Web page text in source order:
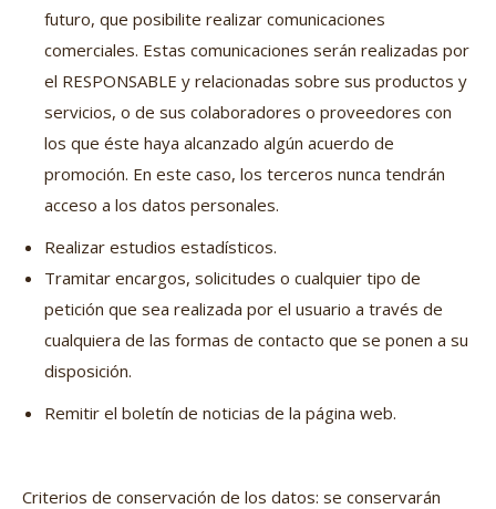
futuro, que posibilite realizar comunicaciones
comerciales. Estas comunicaciones serán realizadas por
el RESPONSABLE y relacionadas sobre sus productos y
servicios, o de sus colaboradores o proveedores con
los que éste haya alcanzado algún acuerdo de
promoción. En este caso, los terceros nunca tendrán
acceso a los datos personales.
Realizar estudios estadísticos.
Tramitar encargos, solicitudes o cualquier tipo de
petición que sea realizada por el usuario a través de
cualquiera de las formas de contacto que se ponen a su
disposición.
Remitir el boletín de noticias de la página web.
Criterios de conservación de los datos: se conservarán